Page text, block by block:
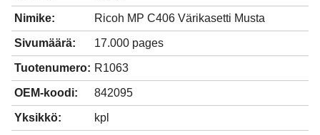
Nimike: Ricoh MP C406 Värikasetti Musta
Sivumäärä: 17.000 pages
Tuotenumero: R1063
OEM-koodi: 842095
Yksikkö: kpl